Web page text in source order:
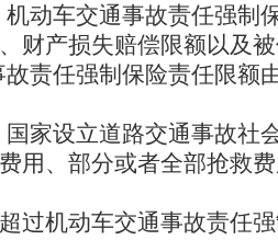
机动车交通事故责任强制
财产损失赔偿限额以及
责任强制保险责任限额
国家设立道路交通事故社
用、部分或者全部抢救
过机动车交通事故责任